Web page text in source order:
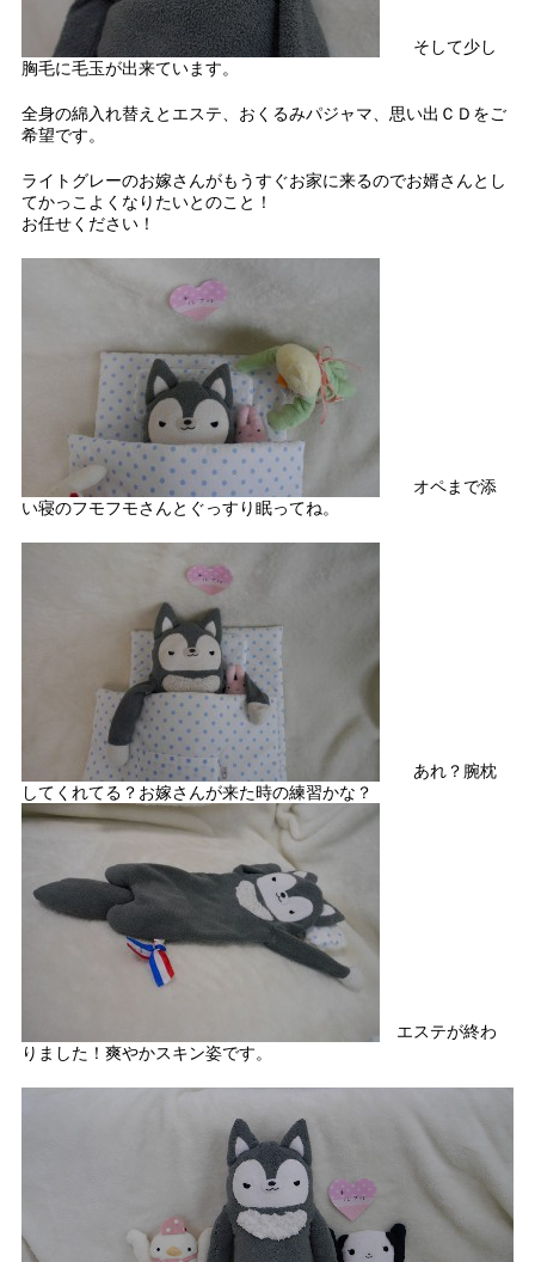
そして少し
胸毛に毛玉が出来ています。
全身の綿入れ替えとエステ、おくるみパジャマ、思い出ＣＤをご
希望です。
ライトグレーのお嫁さんがもうすぐお家に来るのでお婿さんとし
てかっこよくなりたいとのこと！
お任せください！
オペまで添
い寝のフモフモさんとぐっすり眠ってね。
あれ？腕枕
してくれてる？お嫁さんが来た時の練習かな？
エステが終わ
りました！爽やかスキン姿です。